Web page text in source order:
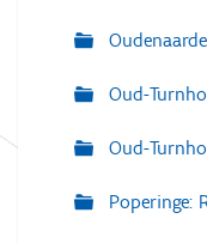
Oud-
Oud-
Poperinge: